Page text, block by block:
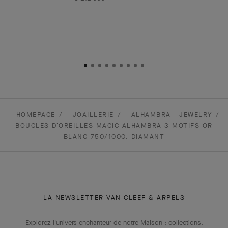
HOMEPAGE JOAILLERIE
ALHAMBRA - JEWELRY
BOUCLES D’OREILLES MAGIC ALHAMBRA 3 MOTIFS OR
BLANC 750/1000, DIAMANT
LA NEWSLETTER VAN CLEEF & ARPELS
Explorez l'univers enchanteur de notre Maison : collections,